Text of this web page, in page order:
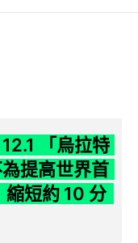
「烏拉特
提高世界首
縮短約 10 分